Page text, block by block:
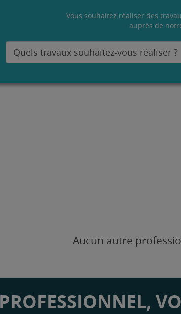
Vous souhaitez réaliser des
auprès de
Aucun autre
PROFESSIONNEL,